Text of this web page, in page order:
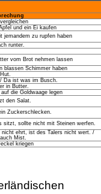
und ein Ei kaufen
jemandem zu rupfen haben
runter.
vom Brot nehmen lassen
blassen Schimmer haben
Da ist was im Busch.
in Butter.
die Goldwaage legen
den Salat.
Zuckerschlecken.
sitzt, sollte nicht mit Steinen werfen.
nicht ehrt, ist des Talers nicht wert. /
Mist.
kriegen